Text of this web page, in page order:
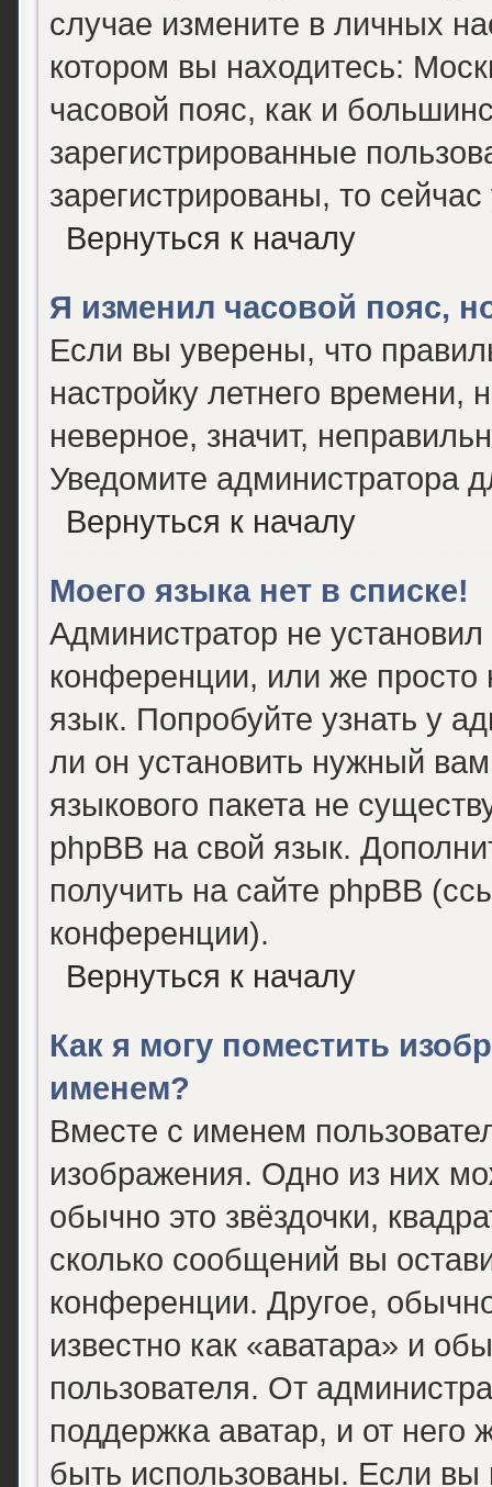
случае измените в личных
котором вы находитесь:
часовой пояс, как и
зарегистрированные
зарегистрированы, то
Вернуться к началу
Я изменил часовой пояс,
Если вы уверены, что
настройку летнего
неверное, значит,
Уведомите администратора
Вернуться к началу
Моего языка нет в списке!
Администратор не
конференции, или же просто
язык. Попробуйте узнать у
ли он установить нужный
языкового пакета не
phpBB на свой язык.
получить на сайте phpBB
конференции).
Вернуться к началу
Как я могу поместить
именем?
Вместе с именем
изображения. Одно из них
обычно это звёздочки,
сколько сообщений вы
конференции. Другое,
известно как «аватара» и
пользователя. От
поддержка аватар, и от него
быть использованы. Если вы